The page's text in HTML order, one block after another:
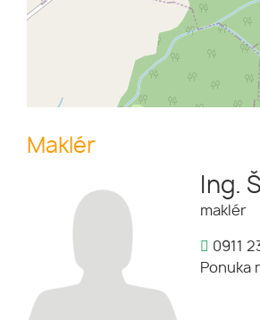
Maklér
Ing.
maklér
0911
Ponuka